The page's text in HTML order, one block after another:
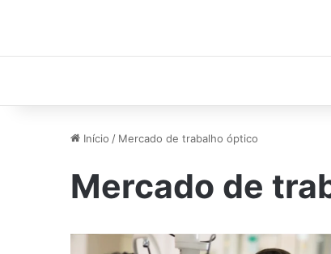
Início / Mercado de trabalho óptico
Mercado de